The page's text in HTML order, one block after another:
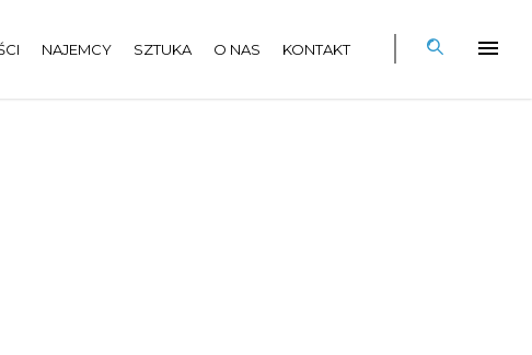
NAJEMCY SZTUKA O NAS KONTAKT